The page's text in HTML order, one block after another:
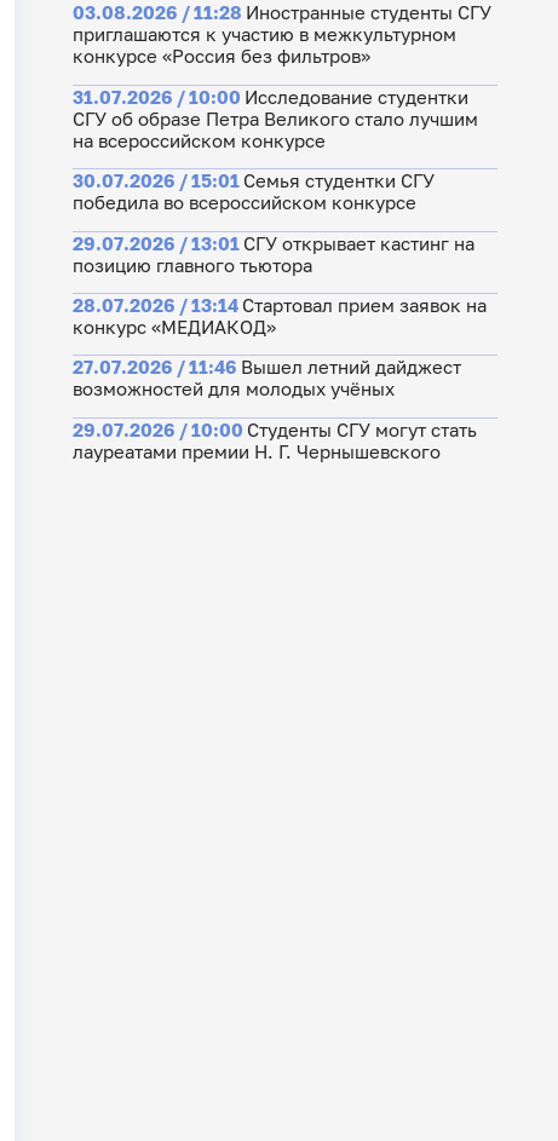
03.08.2026 / 11:28 Иностранные студенты СГУ
приглашаются к участию в межкультурном
конкурсе «Россия без фильтров»
31.07.2026 / 10:00 Исследование студентки
СГУ об образе Петра Великого стало лучшим
на всероссийском конкурсе
30.07.2026 / 15:01 Семья студентки СГУ
победила во всероссийском конкурсе
29.07.2026 / 13:01 СГУ открывает кастинг на
позицию главного тьютора
28.07.2026 / 13:14 Стартовал прием заявок на
конкурс «МЕДИАКОД»
27.07.2026 / 11:46 Вышел летний дайджест
возможностей для молодых учёных
29.07.2026 / 10:00 Студенты СГУ могут стать
лауреатами премии Н. Г. Чернышевского